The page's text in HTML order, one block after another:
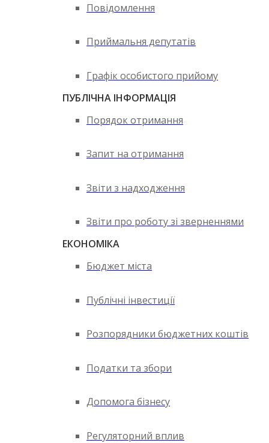
Повідомлення
Приймальня депутатів
Графік особистого прийому
ПУБЛІЧНА ІНФОРМАЦІЯ
Порядок отримання
Запит на отримання
Звіти з надходження
Звіти про роботу зі зверненнями
ЕКОНОМІКА
Бюджет міста
Публічні інвестиції
Розпорядники бюджетних коштів
Податки та збори
Допомога бізнесу
Регуляторний вплив